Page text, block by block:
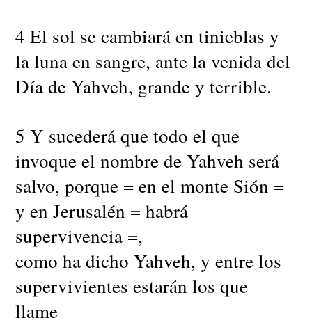
4 El sol se cambiará en tinieblas y
la luna en sangre, ante la venida del
Día de Yahveh, grande y terrible.
5 Y sucederá que todo el que
invoque el nombre de Yahveh será
salvo, porque = en el monte Sión =
y en Jerusalén = habrá
supervivencia =,
como ha dicho Yahveh, y entre los
supervivientes estarán los que
llame